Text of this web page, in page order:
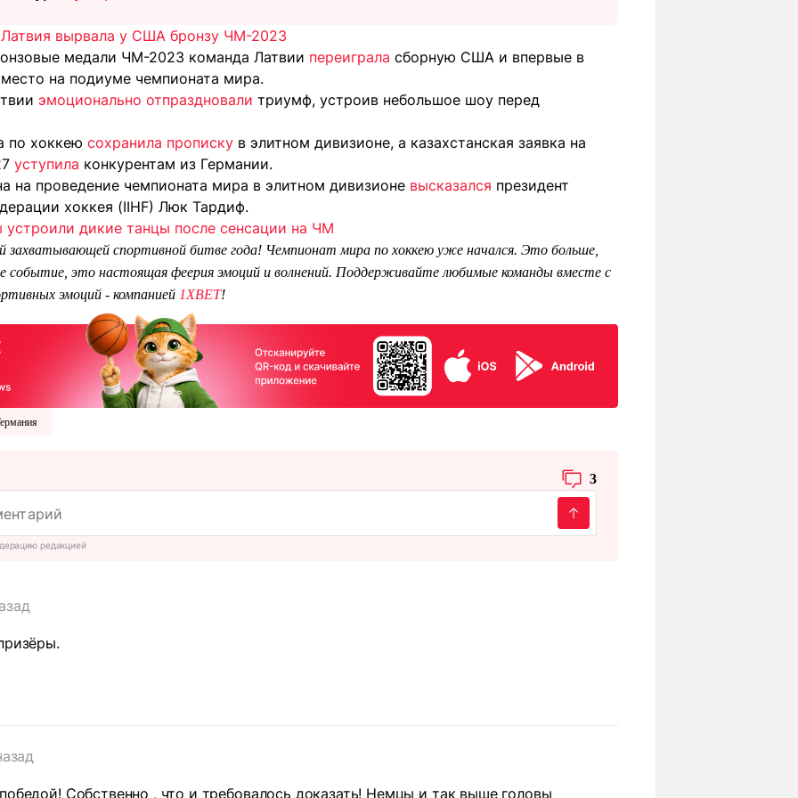
вырвала у США бронзу ЧМ-2023
медали ЧМ-2023 команда Латвии переиграла сборную США и впервые в
на подиуме чемпионата мира.
эмоционально отпраздновали триумф, устроив небольшое шоу перед
по хоккею сохранила прописку в элитном дивизионе, а казахстанская заявка на
уступила конкурентам из Германии.
на проведение чемпионата мира в элитном дивизионе высказался президент
хоккея (IIHF) Люк Тардиф.
дикие танцы после сенсации на ЧМ
захватывающей спортивной битве года! Чемпионат мира по хоккею уже начался. Это больше,
событие, это настоящая феерия эмоций и волнений. Поддерживайте любимые команды вместе с
эмоций - компанией 1XBET!
3
редакцией
Собственно , что и требовалось доказать! Немцы и так выше головы